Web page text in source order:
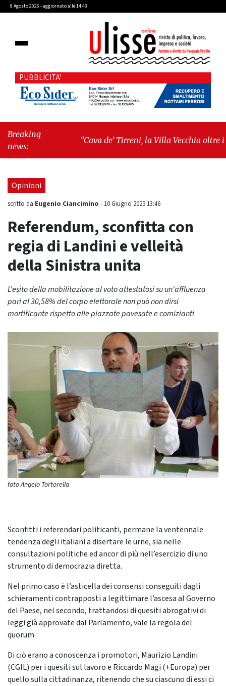
9 Agosto 2026 - aggiornato alle 14:43
PUBBLICITA'
Breaking
news:
"Cava de’ Tirreni, la Villa Vecchia oltre i
Opinioni
scritto da Eugenio Ciancimino - 10 Giugno 2025 13:46
Referendum, sconfitta con
regia di Landini e velleità
della Sinistra unita
L'esito della mobilitazione al voto attestatosi su un'affluenza
pari al 30,58% del corpo elettorale non può non dirsi
mortificante rispetto alle piazzate pavesate e comizianti
foto Angelo Tortorella
Sconfitti i referendari politicanti, permane la ventennale
tendenza degli italiani a disertare le urne, sia nelle
consultazioni politiche ed ancor di più nell’esercizio di uno
strumento di democrazia diretta.
Nel primo caso è l’asticella dei consensi conseguiti dagli
schieramenti contrapposti a legittimare l’ascesa al Governo
del Paese, nel secondo, trattandosi di quesiti abrogativi di
leggi già approvate dal Parlamento, vale la regola del
quorum.
Di ciò erano a conoscenza i promotori, Maurizio Landini
(CGIL) per i quesiti sul lavoro e Riccardo Magi (+Europa) per
quello sulla cittadinanza, ritenendo che su ciascuno di essi ci